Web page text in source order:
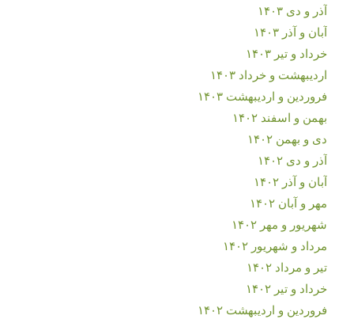
آذر و دی ۱۴۰۳
آبان و آذر ۱۴۰۳
خرداد و تیر ۱۴۰۳
اردیبهشت و خرداد ۱۴۰۳
فروردین و اردیبهشت ۱۴۰۳
بهمن و اسفند ۱۴۰۲
دی و بهمن ۱۴۰۲
آذر و دی ۱۴۰۲
آبان و آذر ۱۴۰۲
مهر و آبان ۱۴۰۲
شهریور و مهر ۱۴۰۲
مرداد و شهریور ۱۴۰۲
تیر و مرداد ۱۴۰۲
خرداد و تیر ۱۴۰۲
فروردین و اردیبهشت ۱۴۰۲